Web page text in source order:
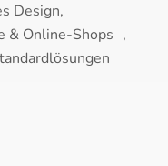
Design,
& Online-Shops ,